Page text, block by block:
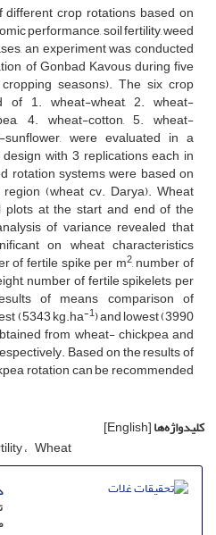
crop rotations based on
performance, soil fertility, weed
an experiment was conducted
of Gonbad Kavous during five
seasons). The six crop
of 1. wheat-wheat, 2. wheat-
4. wheat-cotton, 5. wheat-
were evaluated in a
with 3 replications each in
rotation systems were based on
(wheat cv. Darya). Wheat
plots at the start and end of the
of variance revealed that
on wheat characteristics
of fertile spike per m2, number of
number of fertile spikelets per
of means comparison of
(5343 kg.ha-1) and lowest (3990
from wheat- chickpea and
Based on the results of
rotation can be recommended
کلیدواژه‌ها[English]
Wheat